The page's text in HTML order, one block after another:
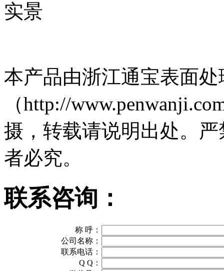
本产品由浙江通宝表面
（http://
摄，转载请说明出处。
者必究。
联系咨询：
称 呼：
公司名称：
联系电话：
Q Q：